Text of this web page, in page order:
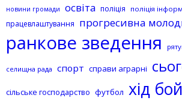
новини громади освіта поліція поліція
працевлаштування прогресивна
ранкове зведення
селищна рада спорт справи аграрні
сільське господарство футбол хід